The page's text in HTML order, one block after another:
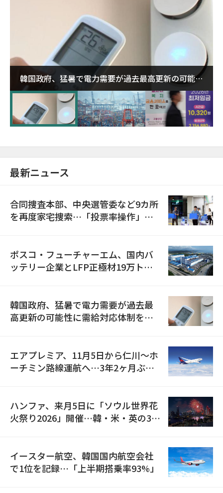
韓国政府、猛暑で電力需要が過去最高更新の可能性
に需給対応体制を点検
最新ニュース
合同捜査本部、中央選管委など9カ所
を再度家宅捜索…「投票率操作」の
ポスコ・フューチャーエム、国内バ
ッテリー企業とLFP正極材19万トン
韓国政府、猛暑で電力需要が過去最
高更新の可能性に需給対応体制を点
エアプレミア、11月5日から仁川〜ホ
ーチミン路線運航へ…3年2ヶ月ぶり
ハンファ、来月5日に「ソウル世界花
火祭り2026」開催…韓・米・英の3カ
イースター航空、韓国国内航空会社
で1位を記録…「上半期搭乗率93%」